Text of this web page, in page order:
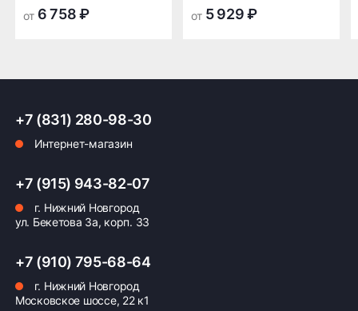
Страна производства: Россия
транспортной
компании в Нижнем
транспортной
компании в Нижнем
Оплата заказа
Возможна картой, наличными при получении,
также доступно оформление кредита и
от 6 758 ₽ от 5 929 ₽
+7 (831) 280-98-30
Интернет-магазин
+7 (915) 943-82-07
г. Нижний Новгород
ул. Бекетова 3а, корп. 33
+7 (910) 795-68-64
г. Нижний Новгород
Московское шоссе, 22 к1